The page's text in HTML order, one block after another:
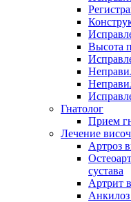
Высота
Гнатолог
Прием
Лечение
Артроз
сустава
Артрит
Анкилоз